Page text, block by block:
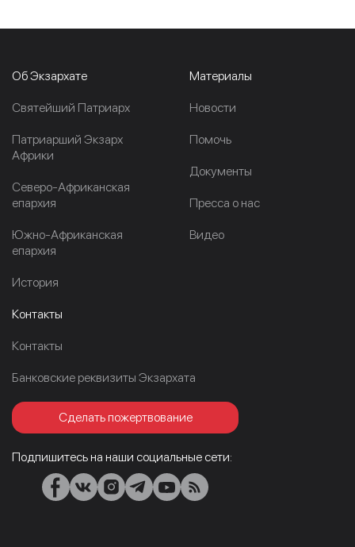
Об Экзархате
Cвятейший Патриарх
Патриарший Экзарх
Африки
Северо-Африканская
епархия
Южно-Африканская
епархия
История
Материалы
Новости
Помочь
Документы
Пресса о нас
Видео
Контакты
Контакты
Банковские реквизиты Экзархата
Сделать пожертвование
Подпишитесь на наши социальные сети: